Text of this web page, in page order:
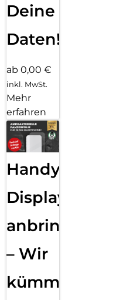
Deine
Daten!
ab 0,00 €
inkl. MwSt.
Mehr
erfahren
Handy
Displayfolie
anbringen
– Wir
kümmern